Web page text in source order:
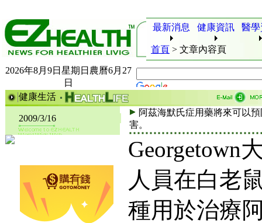
最新消息 健康資訊 醫
首頁 > 文章內容頁
2026年8月9日星期日農曆6月27
日
健康生活
2009/3/16
阿茲海默氏症用藥將來可以
害。
Georgetown
人員在白老
種用於治療